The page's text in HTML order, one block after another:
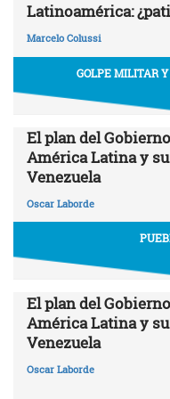
Latinoamérica:
Marcelo Colussi
GOLPE MILITAR
El plan del
América Latina y
Venezuela
Oscar Laborde
El plan del
América Latina y
Venezuela
Oscar Laborde